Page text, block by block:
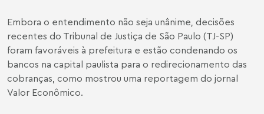
Embora o entendimento não seja unânime, decisões
recentes do Tribunal de Justiça de São Paulo (TJ-SP)
foram favoráveis à prefeitura e estão condenando os
bancos na capital paulista para o redirecionamento das
cobranças, como mostrou uma reportagem do jornal
Valor Econômico.